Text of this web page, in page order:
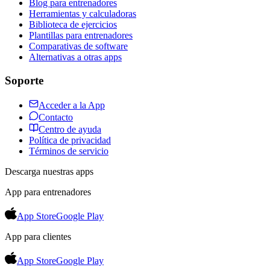
Blog para entrenadores
Herramientas y calculadoras
Biblioteca de ejercicios
Plantillas para entrenadores
Comparativas de software
Alternativas a otras apps
Soporte
Acceder a la App
Contacto
Centro de ayuda
Política de privacidad
Términos de servicio
Descarga nuestras apps
App para entrenadores
App StoreGoogle Play
App para clientes
App StoreGoogle Play